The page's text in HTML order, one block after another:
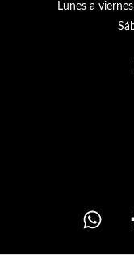
Lunes a